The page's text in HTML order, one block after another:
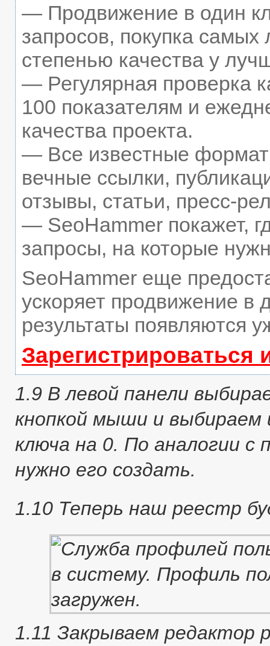
— Продвижение в один
запросов, покупка
степенью качества у
— Регулярная проверка
100 показателям и
качества проекта.
— Все известные
вечные ссылки,
отзывы, статьи, пресс-
— SeoHammer покажет,
запросы, на которые
SeoHammer еще
ускоряет продвижение в
результаты появляются
Зарегистрироваться
1.9 В левой панели
кнопкой мыши и выбираем
ключа на 0. По аналогии с
нужно его создать.
1.10 Теперь наш реестр
1.11 Закрываем редактор